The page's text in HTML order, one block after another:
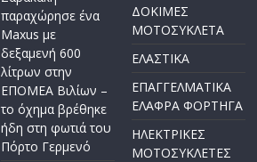
παραχώρησε ένα
Maxus με
δεξαμενή 600
λίτρων στην
ΕΠΟΜΕΑ Βιλίων –
το όχημα βρέθηκε
ήδη στη φωτιά του
Πόρτο Γερμενό
ΔΟΚΙΜΕΣ
ΜΟΤΟΣΥΚΛΕΤΑ
ΕΛΑΣΤΙΚΑ
ΕΠΑΓΓΕΛΜΑΤΙΚΑ
ΕΛΑΦΡΑ ΦΟΡΤΗΓΑ
ΗΛΕΚΤΡΙΚΕΣ
ΜΟΤΟΣΥΚΛΕΤΕΣ